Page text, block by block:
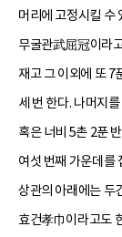
머리에 고정시킬 수
무굴관武屈冠이라
재고 그 이외에 또 7
세 번 한다. 나머지
혹은 너비 5촌 2푼
여섯 번째 가운데를
상관의 아래에는 두
효건孝巾이라고도